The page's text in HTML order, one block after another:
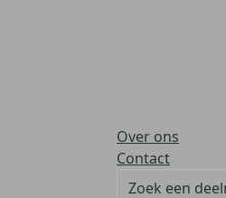
Over ons
Contact